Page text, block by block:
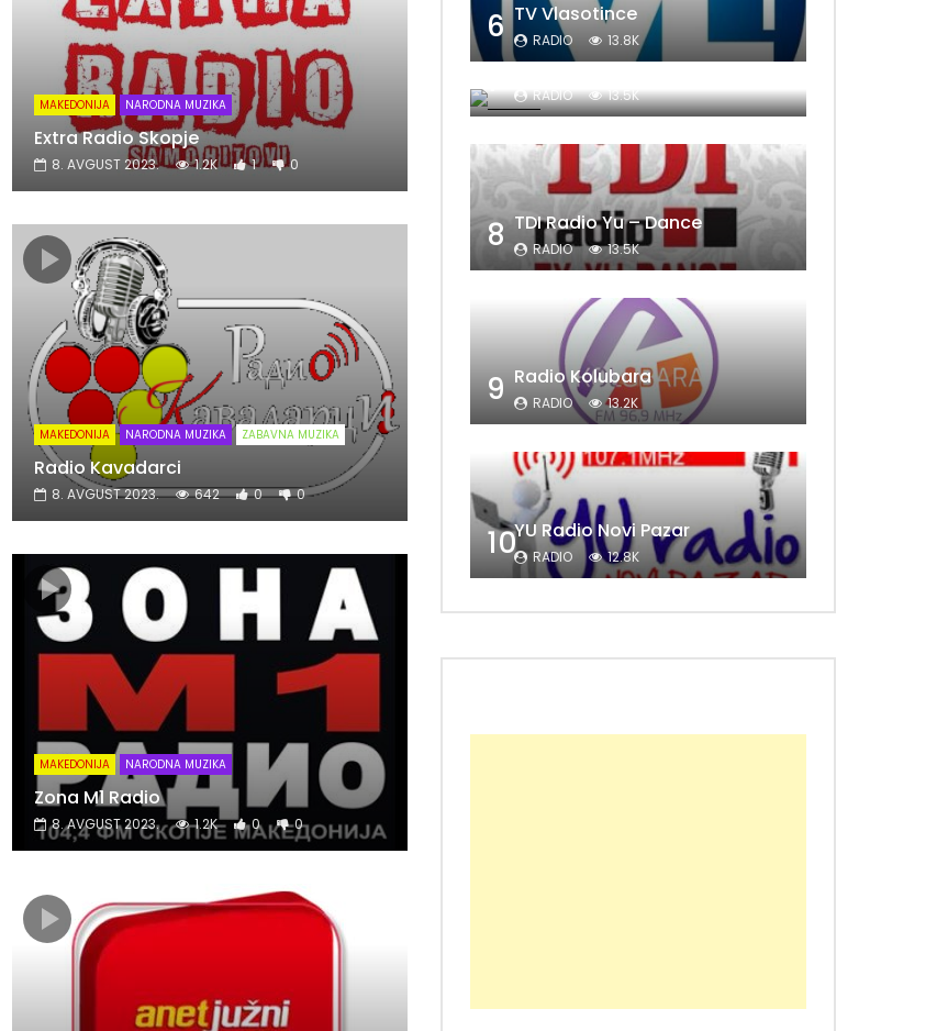
MAKEDONIJA NARODNA MUZIKA
Extra Radio Skopje
8. AVGUST 2023. 1.2K 1 0
MAKEDONIJA NARODNA MUZIKA ZABAVNA MUZIKA
Radio Kavadarci
8. AVGUST 2023. 642 0 0
MAKEDONIJA NARODNA MUZIKA
Zona M1 Radio
8. AVGUST 2023. 1.2K 0 0
6 TV Vlasotince
RADIO 13.8K
7 Sat Televizija
RADIO 13.5K
8 TDI Radio Yu – Dance
RADIO 13.5K
9 Radio Kolubara
RADIO 13.2K
10YU Radio Novi Pazar
RADIO 12.8K